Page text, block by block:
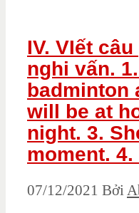
IV. VIết
nghi vấn.
badminton
will be at
night. 3.
moment. 4.
07/12/2021 Bởi